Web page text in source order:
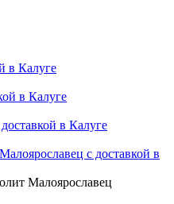
в Калуге
в Калуге
в Калуге
с доставкой в
Малоярославец